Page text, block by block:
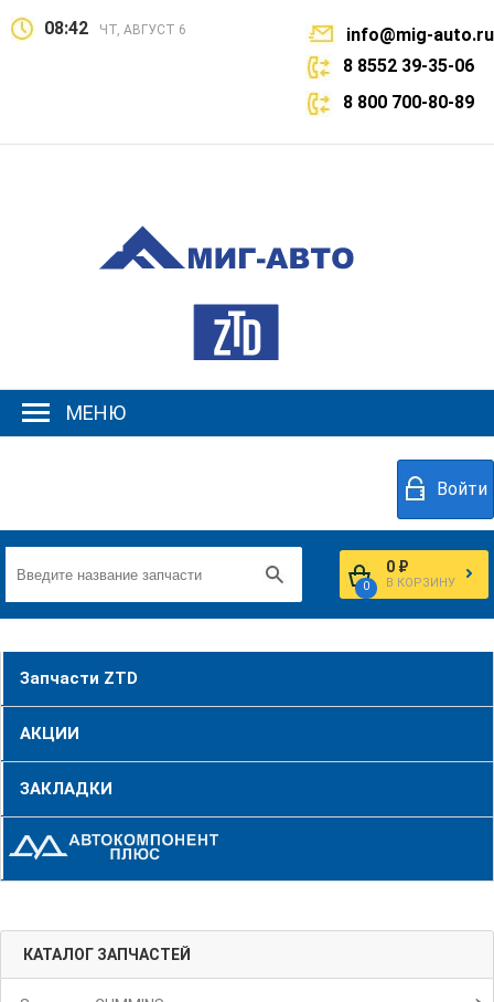
08:42 ЧТ, АВГУСТ 6
info@mig-auto.ru
8 8552 39-35-06
8 800 700-80-89
МЕНЮ
Войти
0
0 ₽
В КОРЗИНУ
Запчасти ZTD
АКЦИИ
ЗАКЛАДКИ
КАТАЛОГ ЗАПЧАСТЕЙ